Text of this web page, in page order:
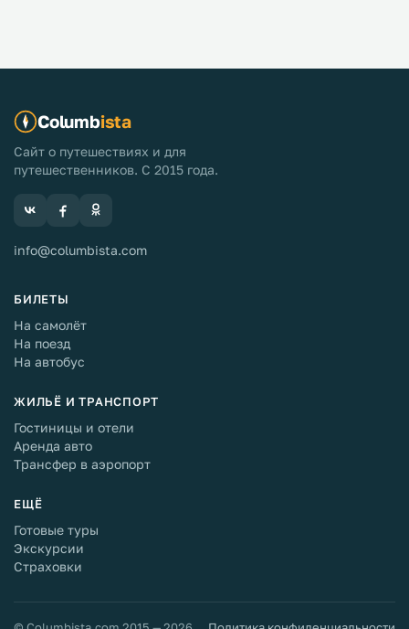
Columbista
Сайт о путешествиях и для
путешественников. С 2015 года.
info@columbista.com
БИЛЕТЫ
На самолёт
На поезд
На автобус
ЖИЛЬЁ И ТРАНСПОРТ
Гостиницы и отели
Аренда авто
Трансфер в аэропорт
ЕЩЁ
Готовые туры
Экскурсии
Страховки